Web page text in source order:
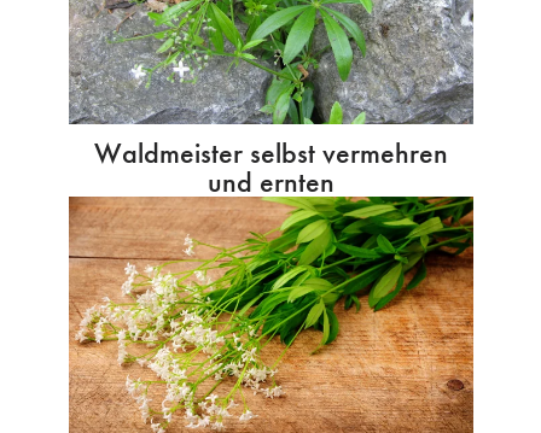
Waldmeister selbst vermehren
und ernten